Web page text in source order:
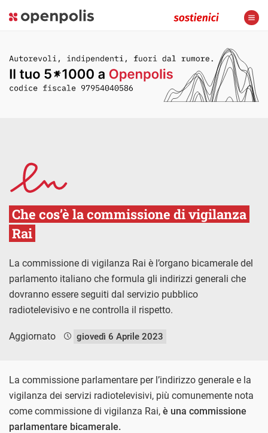
Che cos’è la commissione di vigilanza
Rai
La commissione di vigilanza Rai è l’organo bicamerale del
parlamento italiano che formula gli indirizzi generali che
dovranno essere seguiti dal servizio pubblico
radiotelevisivo e ne controlla il rispetto.
Aggiornato giovedì 6 Aprile 2023
La commissione parlamentare per l’indirizzo generale e la
vigilanza dei servizi radiotelevisivi, più comunemente nota
come commissione di vigilanza Rai, è una commissione
parlamentare bicamerale.